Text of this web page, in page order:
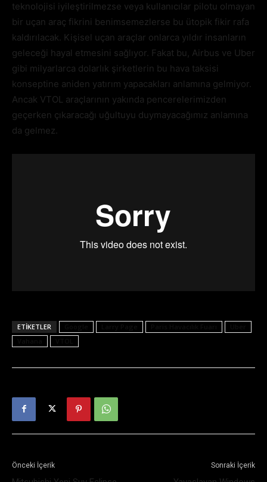
teknolojisi iyileştirilmezse veya kullanıcılar pilotu olmayan
bir uçan araç fikrini benimsemezlerse bu ütopik fikir rafa
kaldırılacak. Kişisel uçan araçlar onlarca yıldır insanların
geleceği hayal etmesini sağlıyor. Fakat bu, Airbus ve Uber
gibi milyarlarca dolarlık şirketlerin bu hava taksisi
konseptine aniden yatırım yapacakları anlamına gelmiyor.
Ancak VTOL araçlarının yakında pencerelerimizden
geçerken çıkaracağı uğultuyu duymayacağımız anlamına
da gelmez.
ETIKETLER
Önceki İçerik Sonraki İçerik